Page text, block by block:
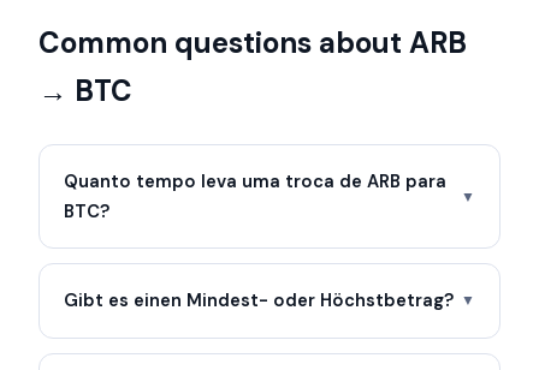
Common questions about ARB
→ BTC
Quanto tempo leva uma troca de ARB para
BTC?
▼
Gibt es einen Mindest- oder Höchstbetrag? ▼